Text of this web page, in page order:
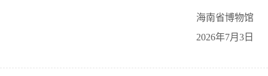
海南省博物馆
2026年7月3日